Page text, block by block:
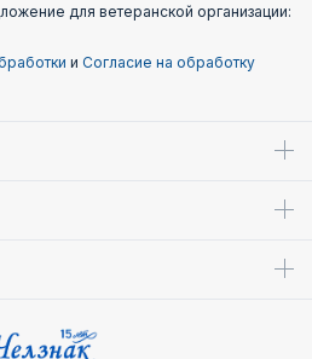
для ветеранской организации:
и Согласие на обработку